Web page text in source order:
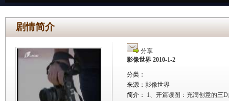
剧情简介
分享
影像世界 2010-1-2
分类：
来源： 影像世界
简介：
1、开篇读图：充满创意的三